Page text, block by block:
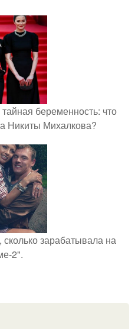
беременность: что
Никиты Михалкова?
зарабатывала на
2".